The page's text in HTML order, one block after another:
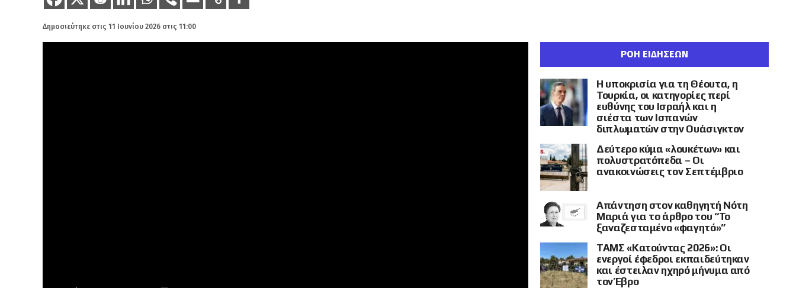
Δημοσιεύτηκε στις 11 Ιουνίου 2026 στις 11:00
ΡΟΗ ΕΙΔΗΣΕΩΝ
Η υποκρισία για τη Θέουτα, η
Τουρκία, οι κατηγορίες περί
ευθύνης του Ισραήλ και η
σιέστα των Ισπανών
διπλωματών στην Ουάσιγκτον
Δεύτερο κύμα «λουκέτων» και
πολυστρατόπεδα – Οι
ανακοινώσεις τον Σεπτέμβριο
Απάντηση στον καθηγητή Νότη
Μαριά για το άρθρο του “Το
ξαναζεσταμένο «φαγητό»”
ΤΑΜΣ «Κατούντας 2026»: Οι
ενεργοί έφεδροι εκπαιδεύτηκαν
και έστειλαν ηχηρό μήνυμα από
τον Έβρο